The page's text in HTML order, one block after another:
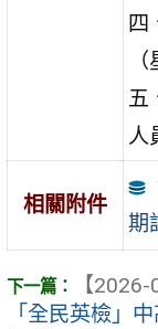
四
五
人
相關附件
期
【2026-
「全民英檢」